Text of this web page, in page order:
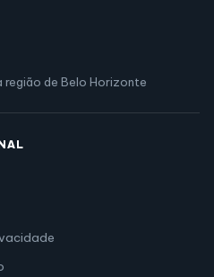
de Belo Horizonte